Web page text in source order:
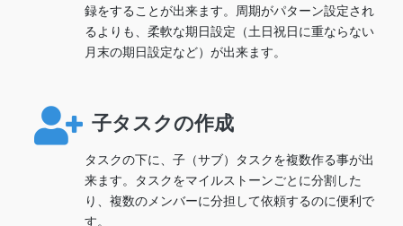
録をすることが出来ます。周期がパターン設定され
るよりも、柔軟な期日設定（土日祝日に重ならない
月末の期日設定など）が出来ます。
子タスクの作成
タスクの下に、子（サブ）タスクを複数作る事が出
来ます。タスクをマイルストーンごとに分割した
り、複数のメンバーに分担して依頼するのに便利で
す。